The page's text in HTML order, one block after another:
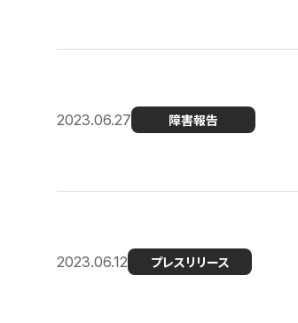
2023.06.27 障害報告
2023.06.12 プレスリリース